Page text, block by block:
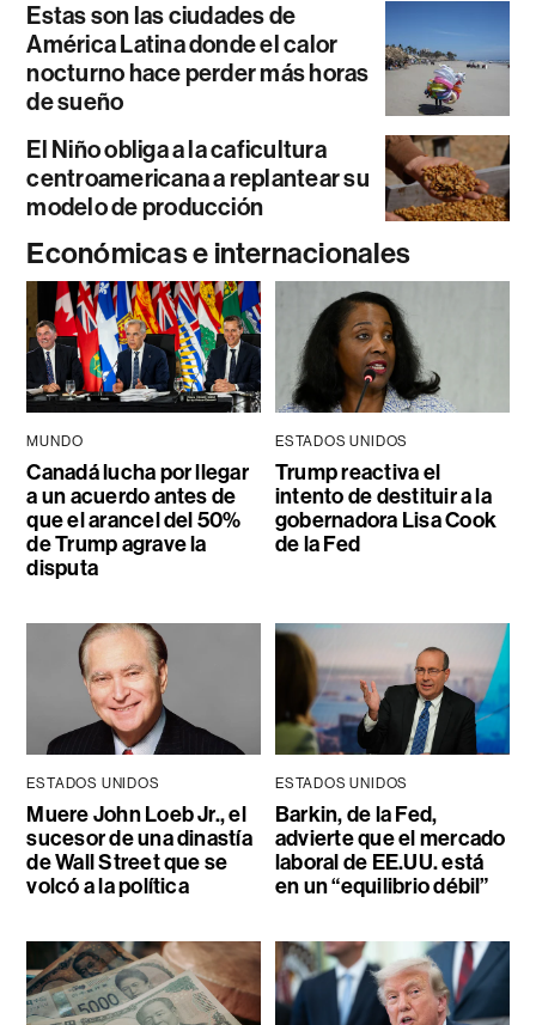
Estas son las ciudades de
América Latina donde el calor
nocturno hace perder más horas
de sueño
El Niño obliga a la caficultura
centroamericana a replantear su
modelo de producción
Económicas e internacionales
MUNDO
Canadá lucha por llegar
a un acuerdo antes de
que el arancel del 50%
de Trump agrave la
disputa
ESTADOS UNIDOS
Trump reactiva el
intento de destituir a la
gobernadora Lisa Cook
de la Fed
ESTADOS UNIDOS
Muere John Loeb Jr., el
sucesor de una dinastía
de Wall Street que se
volcó a la política
ESTADOS UNIDOS
Barkin, de la Fed,
advierte que el mercado
laboral de EE.UU. está
en un “equilibrio débil”